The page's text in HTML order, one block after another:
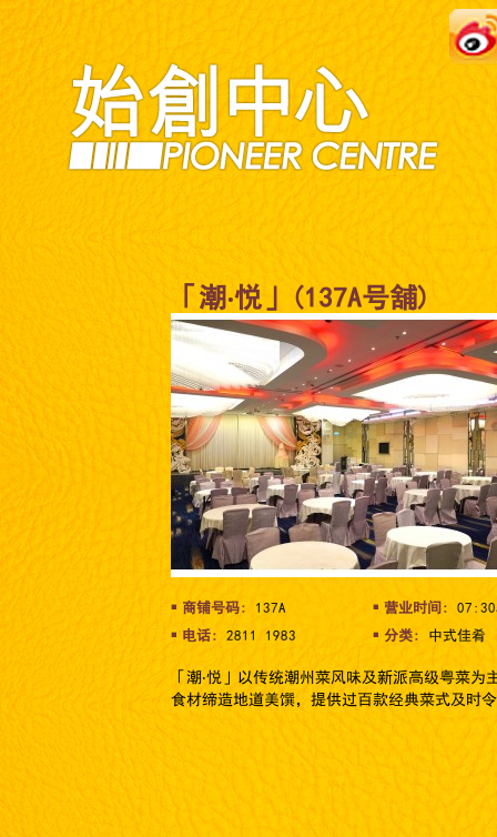
「潮‧悦」(137A号舖)
商铺号码: 137A 营业时间:
电话: 2811 1983 分类: 中式佳肴
「潮‧悦」以传统潮州菜风味及新派高级粤菜为
食材缔造地道美馔，提供过百款经典菜式及时